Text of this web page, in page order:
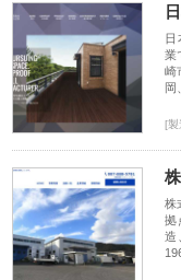
日
業
崎
岡
[製
株
拠
造